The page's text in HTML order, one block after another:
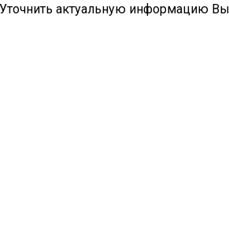
актуальную информацию